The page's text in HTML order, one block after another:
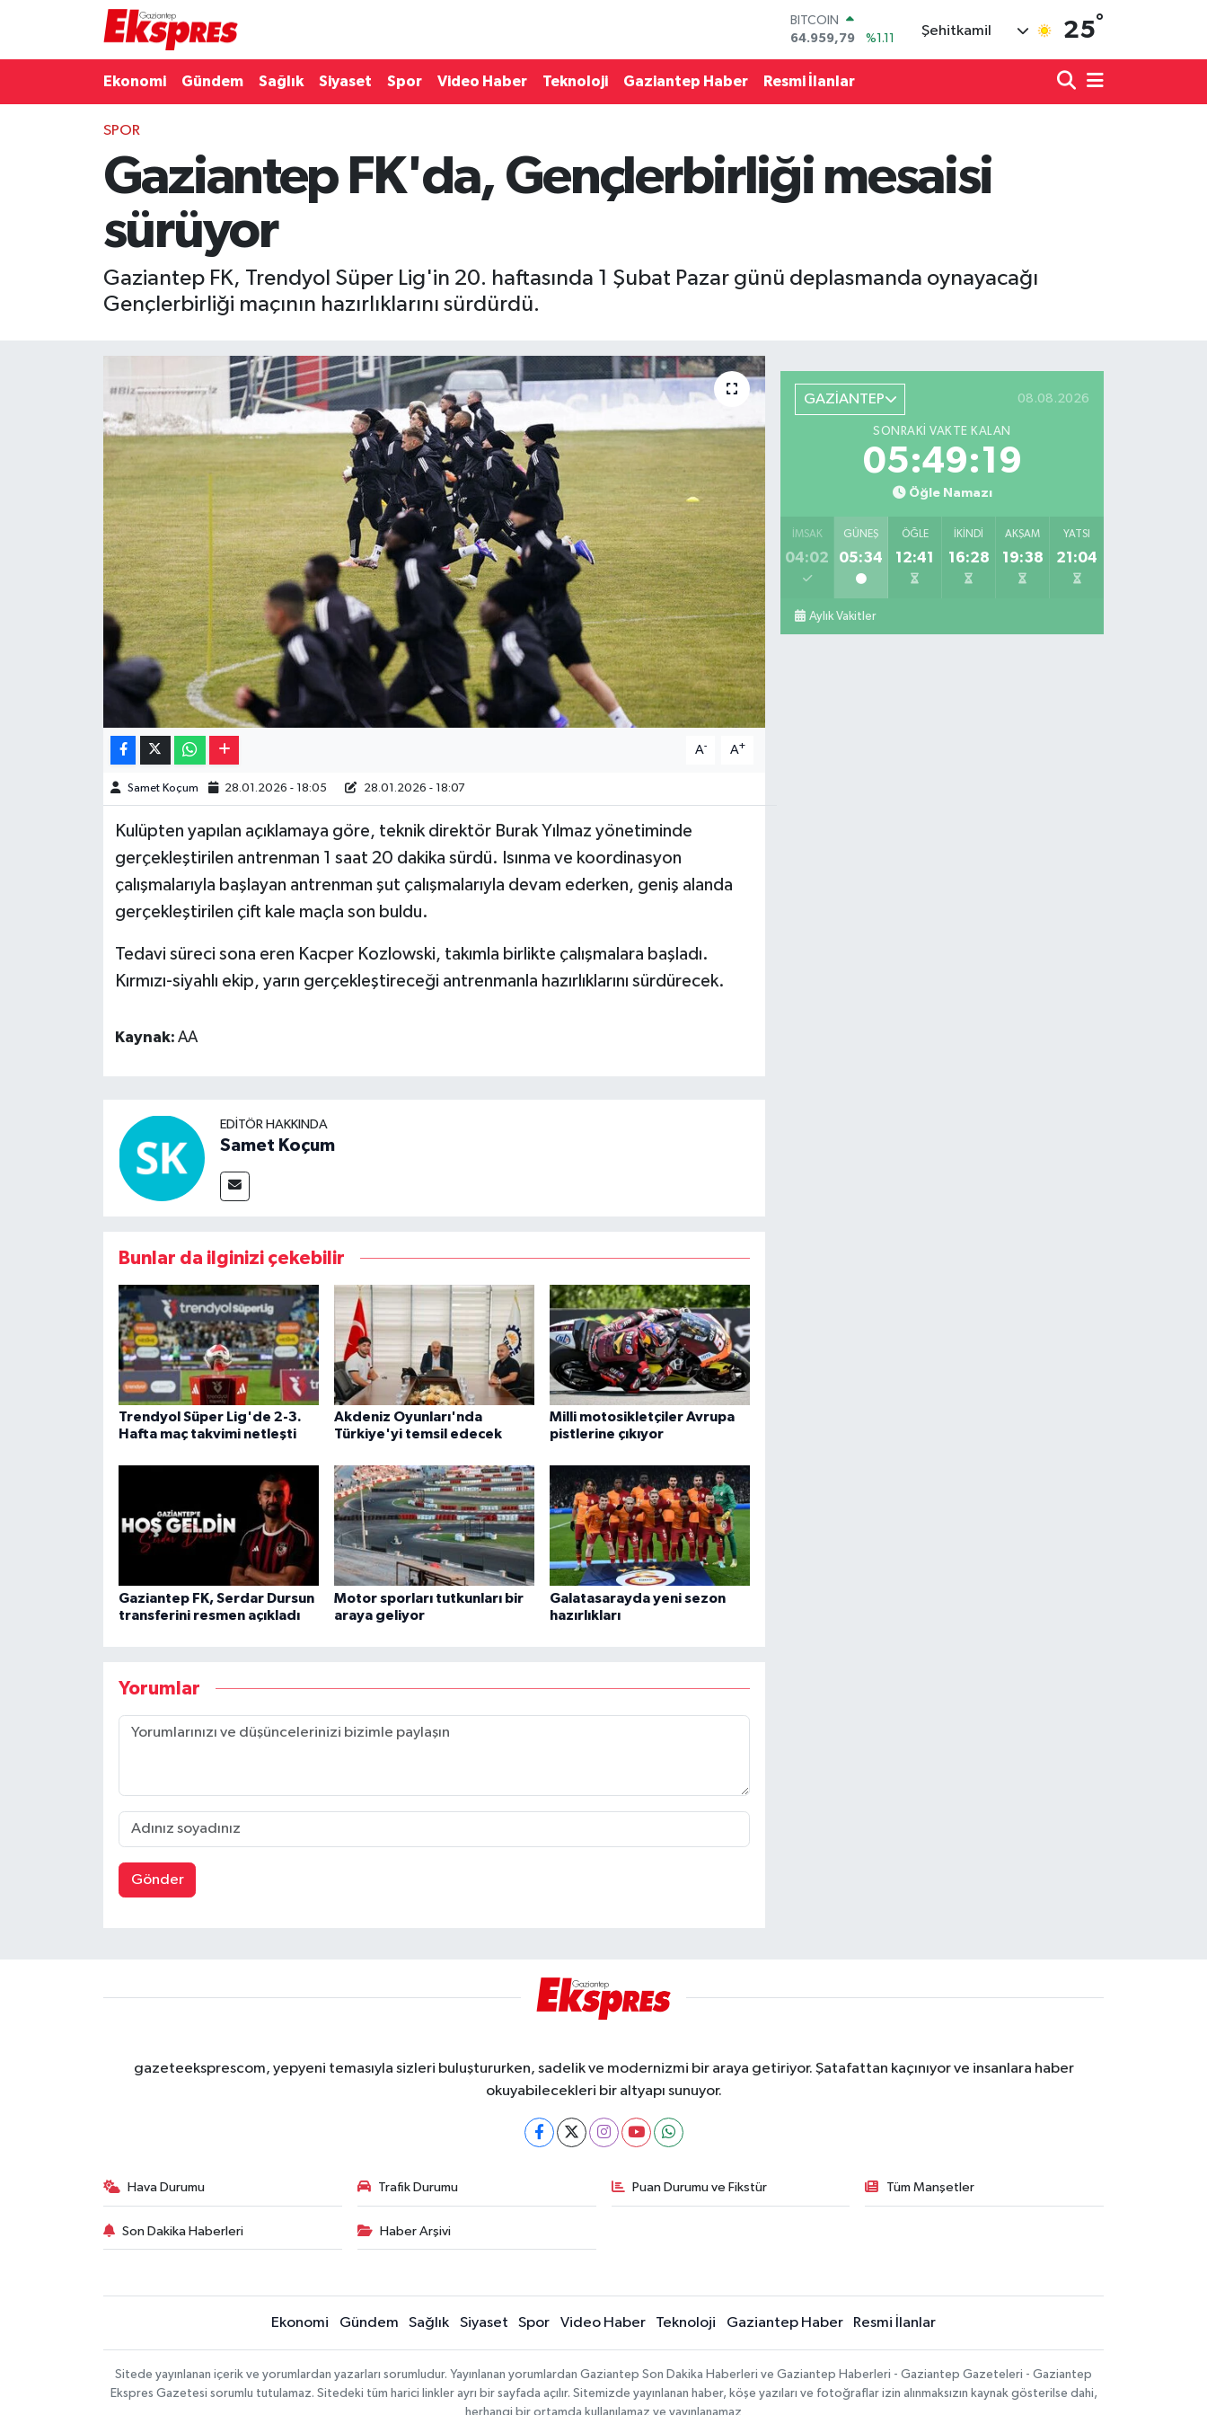
BITCOIN
64.959,79
%1.11
DOLAR
47,7436
GRAM ALTIN
6660.55
%0.03
BİST100
Şehitkamil 25°
Ekonomi Gündem Sağlık Siyaset Spor Video Haber Teknoloji Gaziantep Haber Resmi İlanlar
SPOR
Gaziantep FK'da, Gençlerbirliği mesaisi
sürüyor
Gaziantep FK, Trendyol Süper Lig'in 20. haftasında 1 Şubat Pazar günü deplasmanda oynayacağı
Gençlerbirliği maçının hazırlıklarını sürdürdü.
A- A+
Samet Koçum 28.01.2026 - 18:05 28.01.2026 - 18:07
Kulüpten yapılan açıklamaya göre, teknik direktör Burak Yılmaz yönetiminde
gerçekleştirilen antrenman 1 saat 20 dakika sürdü. Isınma ve koordinasyon
çalışmalarıyla başlayan antrenman şut çalışmalarıyla devam ederken, geniş alanda
gerçekleştirilen çift kale maçla son buldu.
Tedavi süreci sona eren Kacper Kozlowski, takımla birlikte çalışmalara başladı.
Kırmızı-siyahlı ekip, yarın gerçekleştireceği antrenmanla hazırlıklarını sürdürecek.
Kaynak: AA
EDITÖR HAKKINDA
Samet Koçum
Bunlar da ilginizi çekebilir
Trendyol Süper Lig'de 2-3.
Hafta maç takvimi netleşti
Akdeniz Oyunları'nda
Türkiye'yi temsil edecek
Milli motosikletçiler Avrupa
pistlerine çıkıyor
Gaziantep FK, Serdar Dursun
transferini resmen açıkladı
Motor sporları tutkunları bir
araya geliyor
Galatasarayda yeni sezon
hazırlıkları
Yorumlar
Gönder
GAZİANTEP 08.08.2026
SONRAKI VAKTE KALAN
05:49:18
Öğle Namazı
İMSAK
04:02
GÜNEŞ
05:34
ÖĞLE
12:41
İKINDI
16:28
AKŞAM
19:38
YATSI
21:04
Aylık Vakitler
gazeteeksprescom, yepyeni temasıyla sizleri buluştururken, sadelik ve modernizmi bir araya getiriyor. Şatafattan kaçınıyor ve insanlara haber
okuyabilecekleri bir altyapı sunuyor.
Hava Durumu Trafik Durumu Puan Durumu ve Fikstür Tüm Manşetler
Son Dakika Haberleri Haber Arşivi
Ekonomi Gündem Sağlık Siyaset Spor Video Haber Teknoloji Gaziantep Haber Resmi İlanlar
Sitede yayınlanan içerik ve yorumlardan yazarları sorumludur. Yayınlanan yorumlardan Gaziantep Son Dakika Haberleri ve Gaziantep Haberleri - Gaziantep Gazeteleri - Gaziantep
Ekspres Gazetesi sorumlu tutulamaz. Sitedeki tüm harici linkler ayrı bir sayfada açılır. Sitemizde yayınlanan haber, köşe yazıları ve fotoğraflar izin alınmaksızın kaynak gösterilse dahi,
herhangi bir ortamda kullanılamaz ve yayınlanamaz
Gaziantep son dakika
Gündem
Haberler
Magazin
Resmi İlanlar
Sinemalar
Siyaset
Puan Durumu ve Fikstür
Son Dakika Haberleri
Haber Arşivi